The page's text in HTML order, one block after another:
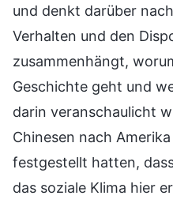
und denkt darüber
Verhalten und den
zusammenhängt,
Geschichte geht und
darin veranschaulicht
Chinesen nach
festgestellt hatten,
das soziale Klima hier